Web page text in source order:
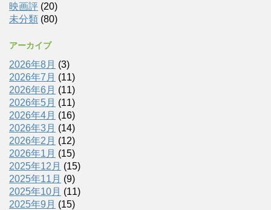
映画評 (20)
未分類 (80)
アーカイブ
2026年8月 (3)
2026年7月 (11)
2026年6月 (11)
2026年5月 (11)
2026年4月 (16)
2026年3月 (14)
2026年2月 (12)
2026年1月 (15)
2025年12月 (15)
2025年11月 (9)
2025年10月 (11)
2025年9月 (15)